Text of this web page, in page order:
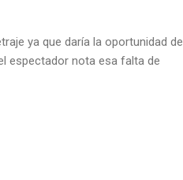
ya que daría la oportunidad de
espectador nota esa falta de